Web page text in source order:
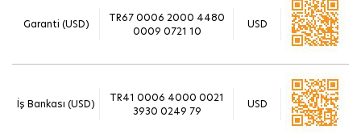
Garanti (USD)
TR67 0006 2000 4480
0009 0721 10
USD
İş Bankası (USD)
TR41 0006 4000 0021
3930 0249 79
USD